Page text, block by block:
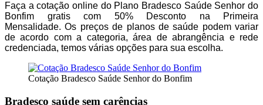
Especialidades:CARDIOLOGIA, CIRURGIA GERAL,
MEDICA,OFTALMOLOGIA,OTORRINOLARINGOLOGIA
ORTOPEDIA ,PEDIATRIA, GINECOLOGIA/OBSTETRICIA
Cadastro Atualizado Em:11/08/2015
CLINICA UAI
R FRANCISCO VITAL, 100, CENTRO,
Faça a cotação online do Plano Bradesco Saúde Senhor do
Bonfim gratis com 50% Desconto na Primeira
Mensalidade. Os preços de planos de saúde podem variar
de acordo com a categoria, área de abrangência e rede
credenciada, temos várias opções para sua escolha.
Cotação Bradesco Saúde Senhor do Bonfim
Bradesco saúde sem carências